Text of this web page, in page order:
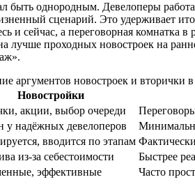
быть однородным. Девелоперы
сценарий. Это удерживает
и сейчас, а переговорная
лучше проходных новостроек на
аргументов новостроек и вторички
Новостройки
акции, выбор очереди
у надёжных девелоперов
вводится по этапам
из‑за себестоимости
Быстрее
эффективные Часто